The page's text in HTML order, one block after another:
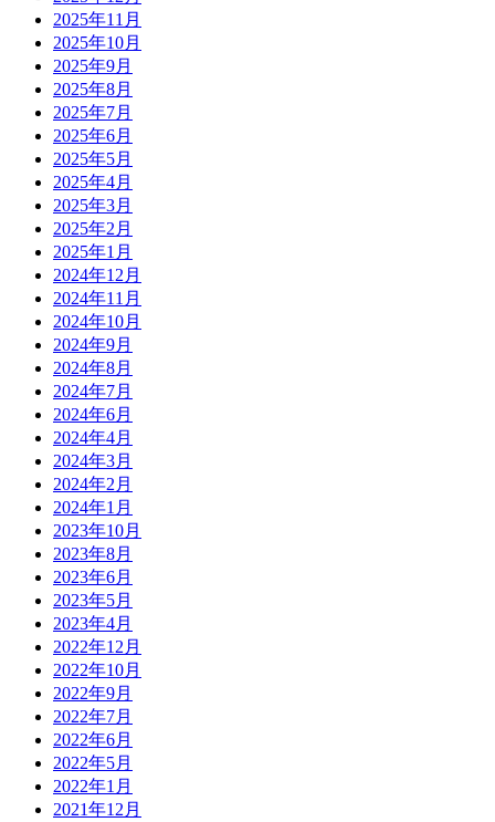
2025年11月
2025年10月
2025年9月
2025年8月
2025年7月
2025年6月
2025年5月
2025年4月
2025年3月
2025年2月
2025年1月
2024年12月
2024年11月
2024年10月
2024年9月
2024年8月
2024年7月
2024年6月
2024年4月
2024年3月
2024年2月
2024年1月
2023年10月
2023年8月
2023年6月
2023年5月
2023年4月
2022年12月
2022年10月
2022年9月
2022年7月
2022年6月
2022年5月
2022年1月
2021年12月